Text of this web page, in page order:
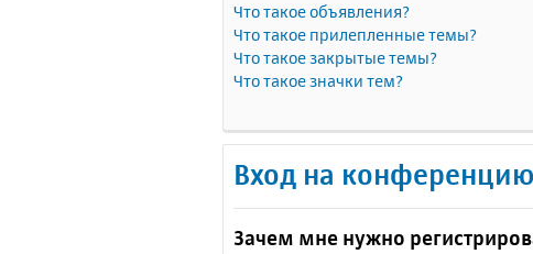
Что такое объявления?
Что такое прилепленные темы?
Что такое закрытые темы?
Что такое значки тем?
Вход на
Зачем мне нужно